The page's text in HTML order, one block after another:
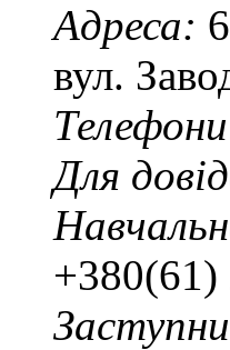
Адреса:
вул.
Для
+380(61)